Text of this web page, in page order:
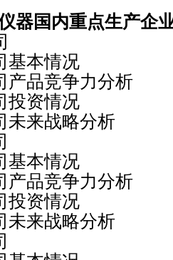
器国内重点生产企
情况
竞争力分析
情况
战略分析
情况
竞争力分析
情况
战略分析